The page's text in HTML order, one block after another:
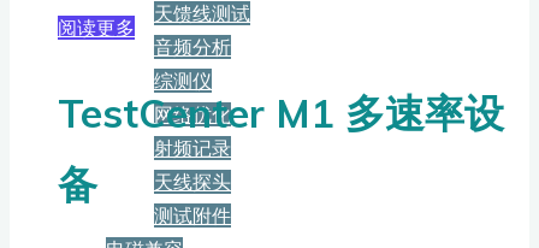
天馈线测试
音频分析
综测仪
网络优化
射频记录
天线探头
测试附件
阅读更多
TestCenter M1 多速率设
备